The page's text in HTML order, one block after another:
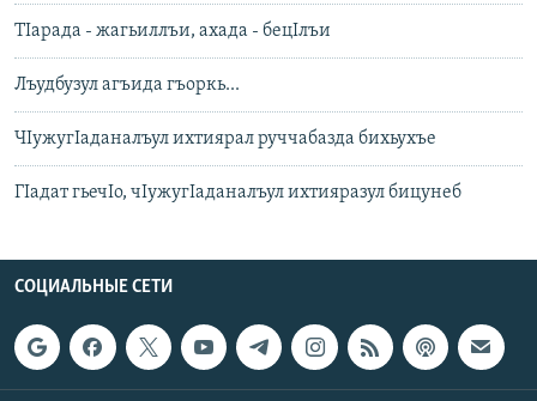
ТIарада - жагьиллъи, ахада - бецIлъи
Лъудбузул агъида гъоркь...
ЧIужугIаданалъул ихтиярал руччабазда бихьухъе
ГIадат гьечIо, чIужугIаданалъул ихтияразул бицунеб
СОЦИАЛЬНЫЕ СЕТИ